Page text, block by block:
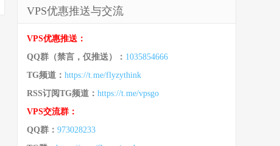
VPS优惠推送与交流
VPS优惠推送：
QQ群（禁言，仅推送）： 1035854666
TG频道： https://t.me/flyzythink
RSS订阅TG频道： https://t.me/vpsgo
VPS交流群：
QQ群： 973028233